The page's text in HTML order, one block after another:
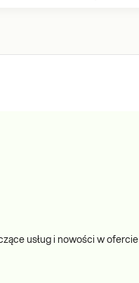
usług i nowości w ofercie